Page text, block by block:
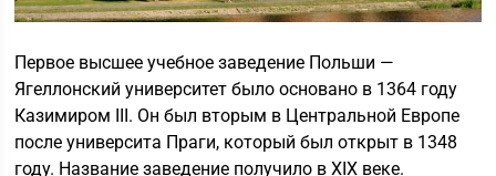
Первое высшее учебное заведение Польши —
Ягеллонский университет было основано в 1364 году
Казимиром III. Он был вторым в Центральной Европе
после университа Праги, который был открыт в 1348
году. Название заведение получило в XIX веке.